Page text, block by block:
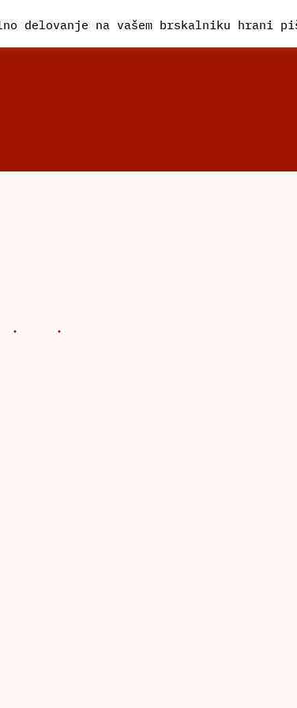
na vašem brskalniku hrani